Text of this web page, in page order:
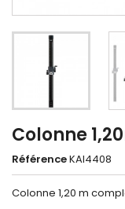
Colonne
RéférenceKAI4408
Colonne 1,20 m